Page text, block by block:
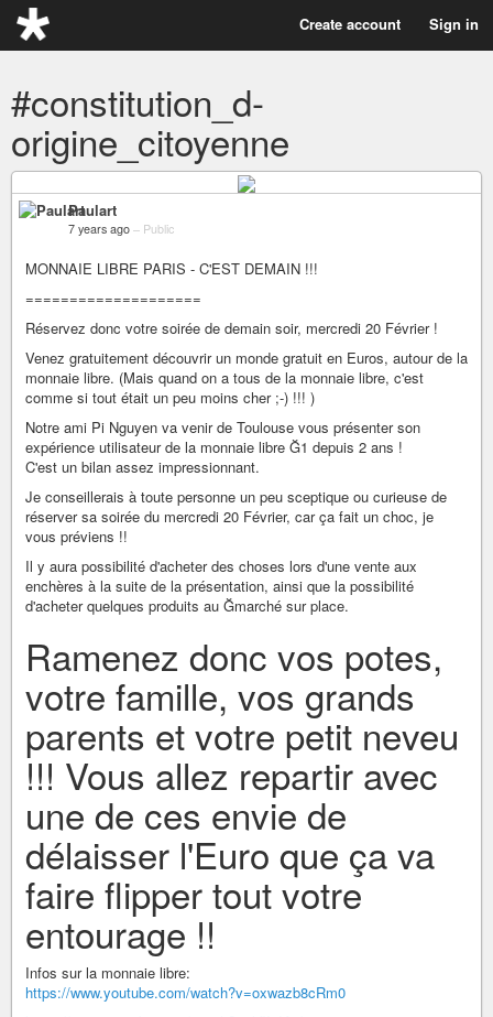
Create account Sign in
#constitution_d-
origine_citoyenne
Paulart
7 years ago – Public
MONNAIE LIBRE PARIS - C'EST DEMAIN !!!
====================
Réservez donc votre soirée de demain soir, mercredi 20 Février !
Venez gratuitement découvrir un monde gratuit en Euros, autour de la
monnaie libre. (Mais quand on a tous de la monnaie libre, c'est
comme si tout était un peu moins cher ;-) !!! )
Notre ami Pi Nguyen va venir de Toulouse vous présenter son
expérience utilisateur de la monnaie libre Ğ1 depuis 2 ans !
C'est un bilan assez impressionnant.
Je conseillerais à toute personne un peu sceptique ou curieuse de
réserver sa soirée du mercredi 20 Février, car ça fait un choc, je
vous préviens !!
Il y aura possibilité d'acheter des choses lors d'une vente aux
enchères à la suite de la présentation, ainsi que la possibilité
d'acheter quelques produits au Ğmarché sur place.
Ramenez donc vos potes,
votre famille, vos grands
parents et votre petit neveu
!!! Vous allez repartir avec
une de ces envie de
délaisser l'Euro que ça va
faire flipper tout votre
entourage !!
Infos sur la monnaie libre:
https://www.youtube.com/watch?v=oxwazb8cRm0